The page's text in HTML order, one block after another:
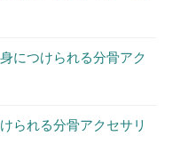
につけられる分骨アク
られる分骨アクセサリ